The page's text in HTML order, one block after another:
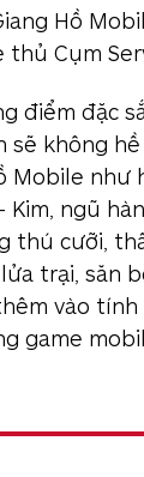
điểm đặc
sẽ không
Mobile như
Kim, ngũ
thú cưỡi,
trại, săn
vào
game